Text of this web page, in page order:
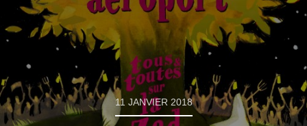
11 JANVIER 2018